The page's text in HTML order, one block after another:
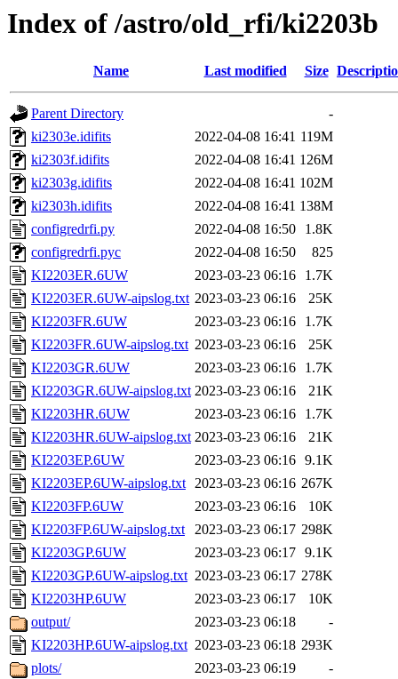
Index of /astro/old_rfi/ki2203b
Name Last modified Size
Parent Directory
-
ki2303e.idifits
2022-04-08 16:41 119M
ki2303f.idifits
2022-04-08 16:41 126M
ki2303g.idifits
2022-04-08 16:41 102M
ki2303h.idifits
2022-04-08 16:41 138M
configredrfi.py
2022-04-08 16:50
1.8K
configredrfi.pyc
2022-04-08 16:50
825
KI2203ER.6UW
2023-03-23 06:16
1.7K
KI2203ER.6UW-aipslog.txt 2023-03-23 06:16
25K
KI2203FR.6UW
2023-03-23 06:16
1.7K
KI2203FR.6UW-aipslog.txt 2023-03-23 06:16
25K
KI2203GR.6UW
2023-03-23 06:16
1.7K
KI2203GR.6UW-aipslog.txt 2023-03-23 06:16
21K
KI2203HR.6UW
2023-03-23 06:16
1.7K
KI2203HR.6UW-aipslog.txt 2023-03-23 06:16
21K
KI2203EP.6UW
2023-03-23 06:16 9.1K
KI2203EP.6UW-aipslog.txt 2023-03-23 06:16 267K
KI2203FP.6UW
2023-03-23 06:16
10K
KI2203FP.6UW-aipslog.txt
2023-03-23 06:17 298K
KI2203GP.6UW
2023-03-23 06:17 9.1K
KI2203GP.6UW-aipslog.txt 2023-03-23 06:17 278K
KI2203HP.6UW
2023-03-23 06:17
10K
output/
2023-03-23 06:18
-
KI2203HP.6UW-aipslog.txt 2023-03-23 06:18 293K
plots/
2023-03-23 06:19
-